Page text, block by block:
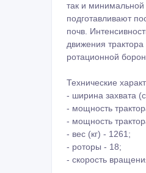
так и минимальной
подготавливают
почв.
движения
ротационной
Технические
- ширина захвата
- мощность
- мощность
- вес (кг) - 1261;
- роторы - 18;
- скорость